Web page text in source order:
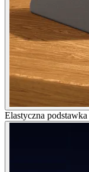
Elastyczna podstawka